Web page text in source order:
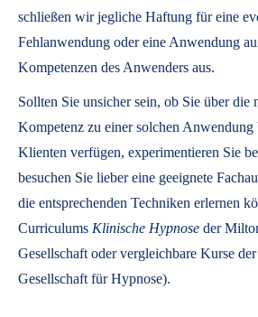
schließen wir jegliche Haftung für eine
Fehlanwendung oder eine Anwendung
Kompetenzen des Anwenders aus.
Sollten Sie unsicher sein, ob Sie über die
Kompetenz zu einer solchen Anwendung
Klienten verfügen, experimentieren Sie
besuchen Sie lieber eine geeignete
die entsprechenden Techniken erlernen
Curriculums Klinische Hypnose der
Gesellschaft oder vergleichbare Kurse
Gesellschaft für Hypnose).